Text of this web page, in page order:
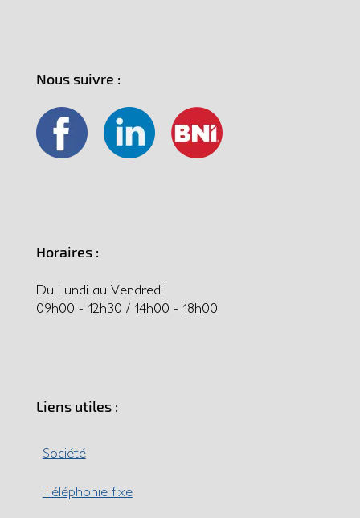
Nous suivre :
Horaires :
Du Lundi au Vendredi
09h00 - 12h30 / 14h00 - 18h00
Liens utiles :
Société
Téléphonie fixe